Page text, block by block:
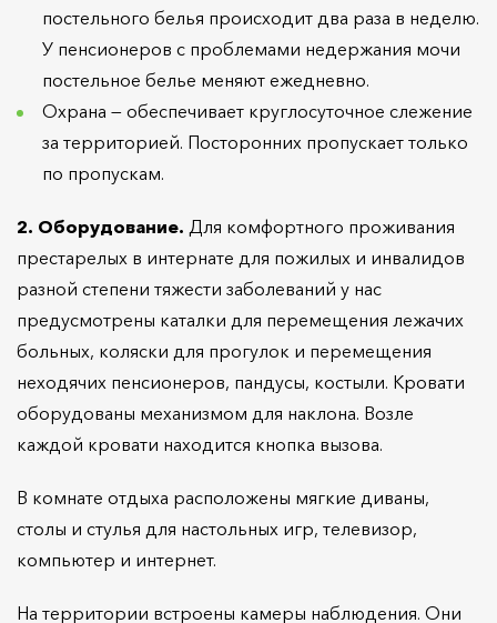
постельного белья происходит два раза в неделю.
У пенсионеров с проблемами недержания мочи
постельное белье меняют ежедневно.
Охрана — обеспечивает круглосуточное слежение
за территорией. Посторонних пропускает только
по пропускам.
2. Оборудование. Для комфортного проживания
престарелых в интернате для пожилых и инвалидов
разной степени тяжести заболеваний у нас
предусмотрены каталки для перемещения лежачих
больных, коляски для прогулок и перемещения
неходячих пенсионеров, пандусы, костыли. Кровати
оборудованы механизмом для наклона. Возле
каждой кровати находится кнопка вызова.
В комнате отдыха расположены мягкие диваны,
столы и стулья для настольных игр, телевизор,
компьютер и интернет.
На территории встроены камеры наблюдения. Они